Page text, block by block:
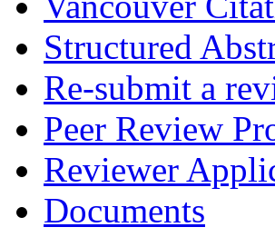
Structured
Re-submit a
Peer Review
Reviewer
Documents